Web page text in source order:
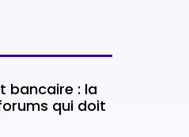
bancaire : la
qui doit